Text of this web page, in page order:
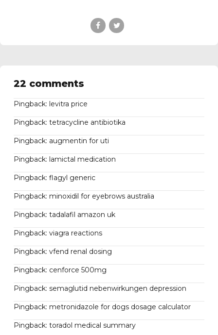
22 comments
Pingback: levitra price
Pingback: tetracycline antibiotika
Pingback: augmentin for uti
Pingback: lamictal medication
Pingback: flagyl generic
Pingback: minoxidil for eyebrows australia
Pingback: tadalafil amazon uk
Pingback: viagra reactions
Pingback: vfend renal dosing
Pingback: cenforce 500mg
Pingback: semaglutid nebenwirkungen depression
Pingback: metronidazole for dogs dosage calculator
Pingback: toradol medical summary